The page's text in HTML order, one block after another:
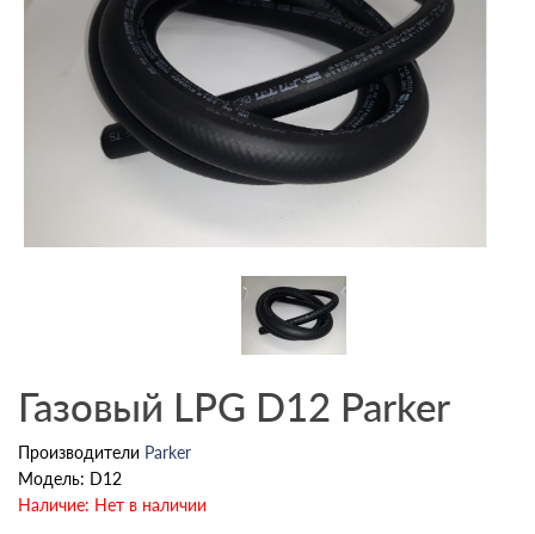
Газовый LPG D12 Parker
Производители Parker
Модель: D12
Наличие: Нет в наличии